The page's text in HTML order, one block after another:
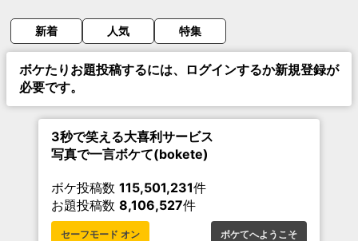
新着 人気 特集
ボケたりお題投稿するには、ログインするか新規登録が
必要です。
3秒で笑える大喜利サービス
写真で一言ボケて(bokete)
ボケ投稿数 115,501,231件
お題投稿数 8,106,527件
セーフモード オン ボケてへようこそ